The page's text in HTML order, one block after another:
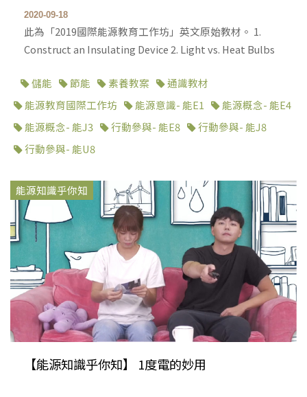
2020-09-18
此為「2019國際能源教育工作坊」英文原始教材。 1.
Construct an Insulating Device 2. Light vs. Heat Bulbs
儲能 節能 素養教案
通識教材
能源教育國際工作坊
能源意識- 能E1
能源概念- 能E4
能源概念- 能J3
行動參與- 能E8
行動參與- 能J8
行動參與- 能U8
能源知識乎你知
【能源知識乎你知】 1度電的妙用